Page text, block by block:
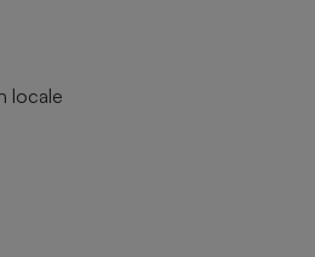
locale